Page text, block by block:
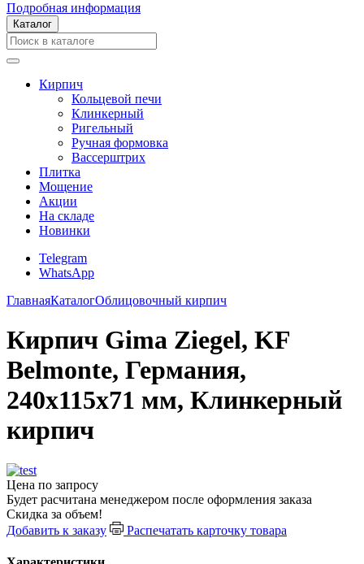
Подробная информация
Каталог
Кирпич
Кольцевой печи
Клинкерный
Ригельный
Ручная формовка
Вассерштрих
Плитка
Мощение
Акции
На складе
Новинки
Telegram
WhatsApp
ГлавнаяКаталогОблицовочный кирпич
Кирпич Gima Ziegel, KF
Belmonte, Германия,
240х115х71 мм, Клинкерный
кирпич
Цена по запросу
Будет расчитана менеджером после оформления заказа
Скидка за объем!
Добавить к заказу
Распечатать карточку товара